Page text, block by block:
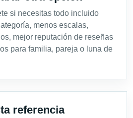
si necesitas todo incluido
menos escalas,
mejor reputación de reseñas
para familia, pareja o luna de
referencia